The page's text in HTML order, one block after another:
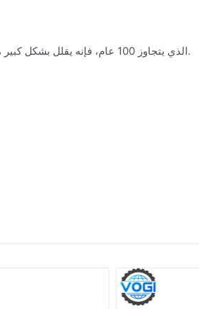
بفضل متوسط زمن الفشل (MTBF) الذي يتجاوز 100 عام، فإنه يقلل بشكل كبير من تكاليف دورة الحياة.